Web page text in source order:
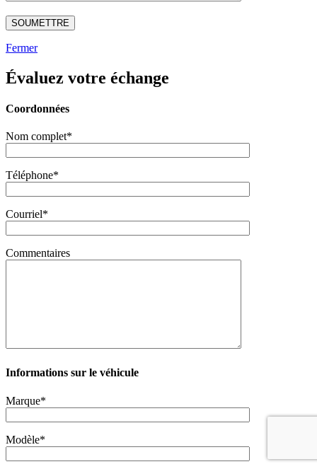
Fermer
Évaluez votre échange
Coordonnées
Nom complet*
Téléphone*
Courriel*
Commentaires
Informations sur le véhicule
Marque*
Modèle*